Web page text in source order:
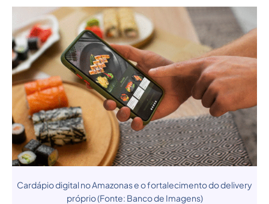
Cardápio digital no Amazonas e o fortalecimento do delivery
próprio (Fonte: Banco de Imagens)